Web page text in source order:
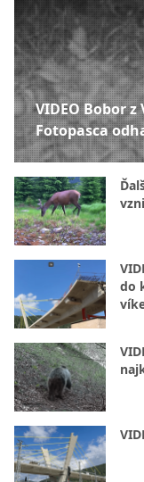
VIDEO Bobor
Fotopasca
do